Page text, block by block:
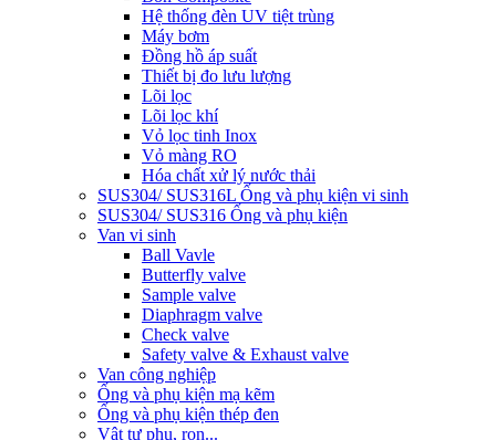
Hệ thống đèn UV tiệt trùng
Máy bơm
Đồng hồ áp suất
Thiết bị đo lưu lượng
Lõi lọc
Lõi lọc khí
Vỏ lọc tinh Inox
Vỏ màng RO
Hóa chất xử lý nước thải
SUS304/ SUS316L Ống và phụ kiện vi sinh
SUS304/ SUS316 Ống và phụ kiện
Van vi sinh
Ball Vavle
Butterfly valve
Sample valve
Diaphragm valve
Check valve
Safety valve & Exhaust valve
Van công nghiệp
Ống và phụ kiện mạ kẽm
Ống và phụ kiện thép đen
Vật tư phụ, ron...